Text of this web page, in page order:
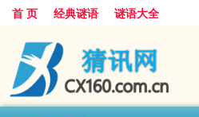
首 页 经典谜语 谜语大全